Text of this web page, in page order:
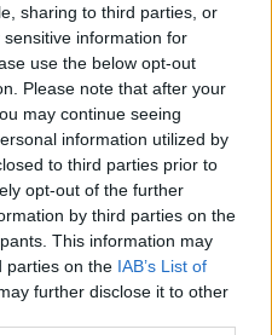
sharing to third parties, or
information for
use the below opt-out
Please note that after your
may continue seeing
information utilized by
to third parties prior to
opt-out of the further
by third parties on the
This information may
parties on the IAB’s List of
further disclose it to other
per
di